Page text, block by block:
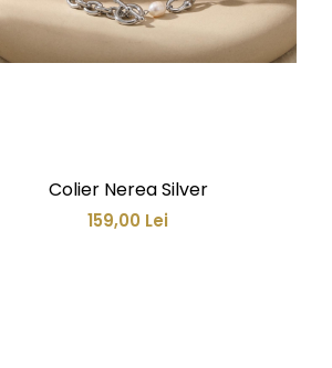
Colier Nerea Silver
159,00 Lei